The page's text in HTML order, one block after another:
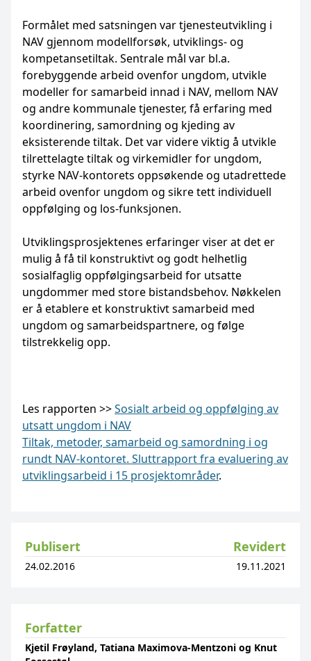
Formålet med satsningen var tjenesteutvikling i
NAV gjennom modellforsøk, utviklings- og
kompetansetiltak. Sentrale mål var bl.a.
forebyggende arbeid ovenfor ungdom, utvikle
modeller for samarbeid innad i NAV, mellom NAV
og andre kommunale tjenester, få erfaring med
koordinering, samordning og kjeding av
eksisterende tiltak. Det var videre viktig å utvikle
tilrettelagte tiltak og virkemidler for ungdom,
styrke NAV-kontorets oppsøkende og utadrettede
arbeid ovenfor ungdom og sikre tett individuell
oppfølging og los-funksjonen.
Utviklingsprosjektenes erfaringer viser at det er
mulig å få til konstruktivt og godt helhetlig
sosialfaglig oppfølgingsarbeid for utsatte
ungdommer med store bistandsbehov. Nøkkelen
er å etablere et konstruktivt samarbeid med
ungdom og samarbeidspartnere, og følge
tilstrekkelig opp.
Les rapporten >>Sosialt arbeid og oppfølging av
utsatt ungdom i NAV
Tiltak, metoder, samarbeid og samordning i og
rundt NAV-kontoret. Sluttrapport fra evaluering av
utviklingsarbeid i 15 prosjektområder.
Publisert Revidert
24.02.2016 19.11.2021
Forfatter
Kjetil Frøyland, Tatiana Maximova-Mentzoni og Knut